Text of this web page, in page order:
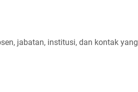
jabatan, institusi, dan kontak yang